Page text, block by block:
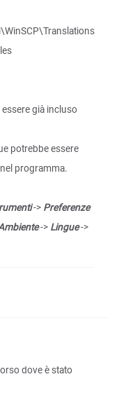
già incluso
potrebbe essere
programma.
-> Preferenze
-> Lingue->
dove è stato